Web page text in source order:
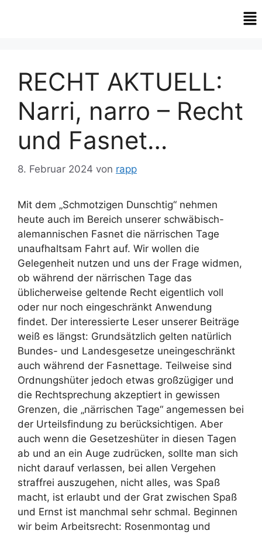
RECHT AKTUELL:
Narri, narro – Recht
und Fasnet…
8. Februar 2024 von rapp
Mit dem „Schmotzigen Dunschtig“ nehmen
heute auch im Bereich unserer schwäbisch-
alemannischen Fasnet die närrischen Tage
unaufhaltsam Fahrt auf. Wir wollen die
Gelegenheit nutzen und uns der Frage widmen,
ob während der närrischen Tage das
üblicherweise geltende Recht eigentlich voll
oder nur noch eingeschränkt Anwendung
findet. Der interessierte Leser unserer Beiträge
weiß es längst: Grundsätzlich gelten natürlich
Bundes- und Landesgesetze uneingeschränkt
auch während der Fasnettage. Teilweise sind
Ordnungshüter jedoch etwas großzügiger und
die Rechtsprechung akzeptiert in gewissen
Grenzen, die „närrischen Tage“ angemessen bei
der Urteilsfindung zu berücksichtigen. Aber
auch wenn die Gesetzeshüter in diesen Tagen
ab und an ein Auge zudrücken, sollte man sich
nicht darauf verlassen, bei allen Vergehen
straffrei auszugehen, nicht alles, was Spaß
macht, ist erlaubt und der Grat zwischen Spaß
und Ernst ist manchmal sehr schmal. Beginnen
wir beim Arbeitsrecht: Rosenmontag und